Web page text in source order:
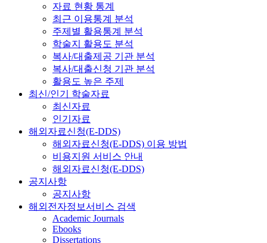
자료 현황 통계
최근 이용통계 분석
주제별 활용통계 분석
학술지 활용도 분석
복사/대출제공 기관 분석
복사/대출신청 기관 분석
활용도 높은 주제
최신/인기 학술자료
최신자료
인기자료
해외자료신청(E-DDS)
해외자료신청(E-DDS) 이용 방법
비용지원 서비스 안내
해외자료신청(E-DDS)
공지사항
공지사항
해외전자정보서비스 검색
Academic Journals
Ebooks
Dissertations